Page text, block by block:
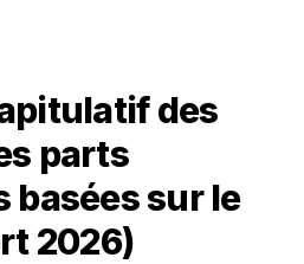
des
parts
basées sur le
2026)